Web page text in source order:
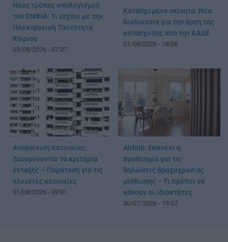
Νέος τρόπος υπολογισμού
του ΕΝΦΙΑ: Τι ισχύει με την
Ηλεκτρονική Ταυτότητα
Κτιρίου
03/08/2026 - 07:37
Κατασχεμένα ακίνητα: Νέα
διαδικασία για την άρση της
κατάσχεσης από την ΑΑΔΕ
01/08/2026 - 18:06
Ανακαίνιση Κατοικίας:
Διευρύνονται τα κριτήρια
ένταξης – Παράταση για τις
κλειστές κατοικίες
01/08/2026 - 09:01
Airbnb: Εκπνέει η
προθεσμία για τις
δηλώσεις βραχυχρόνιας
μίσθωσης – Τι πρέπει να
κάνουν οι ιδιοκτήτες
30/07/2026 - 19:07